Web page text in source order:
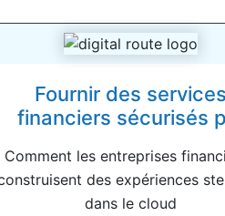
Fournir des services
financiers sécurisés
Comment les entreprises
des expériences
dans le cloud